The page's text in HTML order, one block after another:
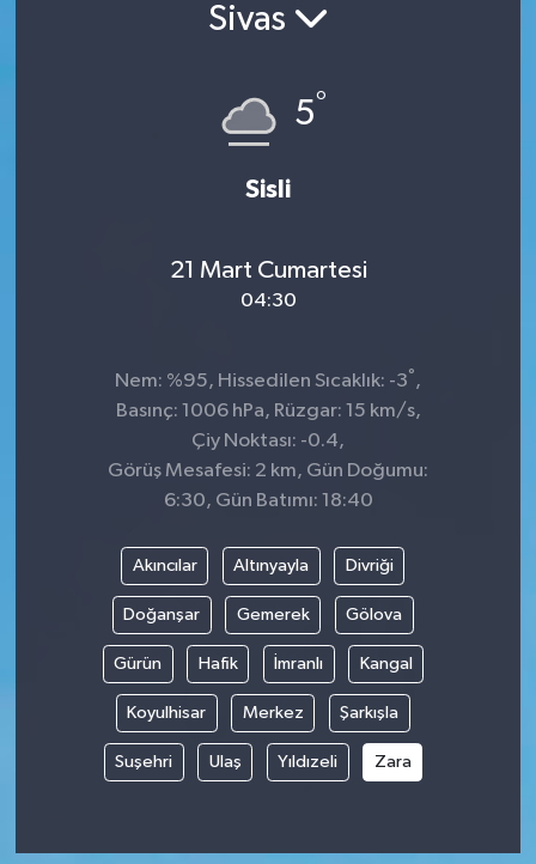
Sivas
5°
Sisli
21 Mart Cumartesi
04:30
Nem: %95, Hissedilen Sıcaklık: -3° ,
Basınç: 1006 hPa, Rüzgar: 15 km/s,
Çiy Noktası: -0.4,
Görüş Mesafesi: 2 km, Gün Doğumu:
6:30, Gün Batımı: 18:40
Akıncılar Altınyayla Divriği
Doğanşar Gemerek Gölova
Gürün Hafik İmranlı Kangal
Koyulhisar Merkez Şarkışla
Suşehri Ulaş Yıldızeli Zara